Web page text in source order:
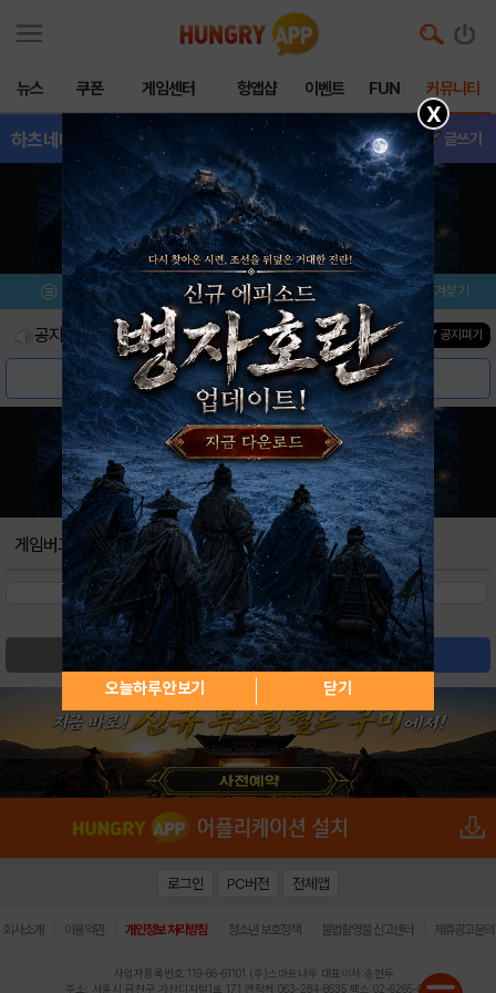
뉴스 쿠폰 게임센터 헝앱샵 이벤트 FUN 커뮤니티
하츠네미쿠DREAM - 게임버그 글쓰기
메뉴 이벤트/미션 설치/평가 즐겨찾기
공지사항 진행중인 이벤트0건 ▼ 공지펴기
게임버그
검색 글쓰기
X
오늘하루 안보기 닫기
로그인 PC버전 전체앱
회사소개 이용약관 개인정보 처리방침 청소년 보호정책 불법촬영물 신고센터 제휴광고문의
사업자등록번호:119-86-61101 (주)스마트나우 대표이사:송현두
주소: 서울시 금천구 가산디지털1로 171 연락처:063-284-8635 팩스:02-6265-0377